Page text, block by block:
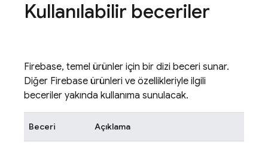
Kullanılabilir beceriler
Firebase, temel ürünler için bir dizi beceri sunar.
Diğer Firebase ürünleri ve özellikleriyle ilgili
beceriler yakında kullanıma sunulacak.
Beceri Açıklama